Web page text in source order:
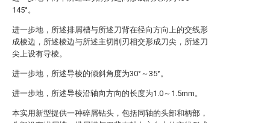
145°。
进一步地，所述排屑槽与所述刀背在径向方向上的交线形
成棱边，所述棱边与所述主切削刃相交形成刀尖，所述刀
尖上设有导棱。
进一步地，所述导棱的倾斜角度为30°～35°。
进一步地，所述导棱沿轴向方向的长度为1.0～1.5mm。
本实用新型提供一种碎屑钻头，包括同轴的头部和柄部，